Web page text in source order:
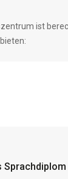
ist